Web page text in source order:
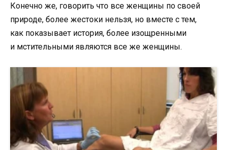
Конечно же, говорить что все женщины по своей
природе, более жестоки нельзя, но вместе с тем,
как показывает история, более изощренными
и мстительными являются все же женщины.